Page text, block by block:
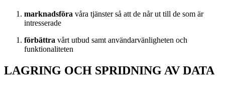
marknadsföra våra tjänster så att de når ut till de som är
intresserade
förbättra vårt utbud samt användarvänligheten och
funktionaliteten
LAGRING OCH SPRIDNING AV DATA